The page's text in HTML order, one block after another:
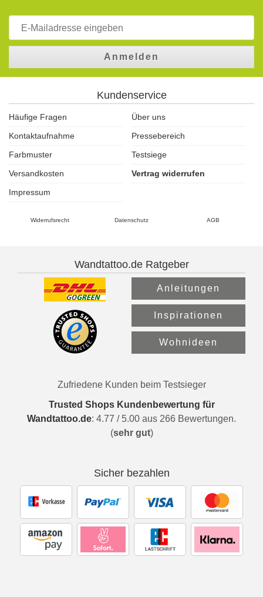
Anmelden
Kundenservice
Häufige Fragen
Über uns
Kontaktaufnahme
Pressebereich
Farbmuster
Testsiege
Versandkosten
Vertrag widerrufen
Impressum
Widerrufsrecht Datenschutz AGB
Wandtattoo.de Ratgeber
Anleitungen
Inspirationen
Wohnideen
Zufriedene Kunden beim Testsieger
Trusted Shops Kundenbewertung für
Wandtattoo.de: 4.77 / 5.00 aus 266 Bewertungen.
(sehr gut)
Sicher bezahlen